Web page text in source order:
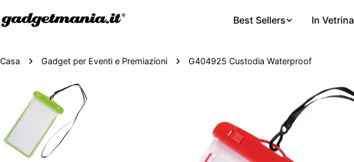
Best Sellers In Vetrina
Casa Gadget per Eventi e Premiazioni G404925 Custodia Waterproof